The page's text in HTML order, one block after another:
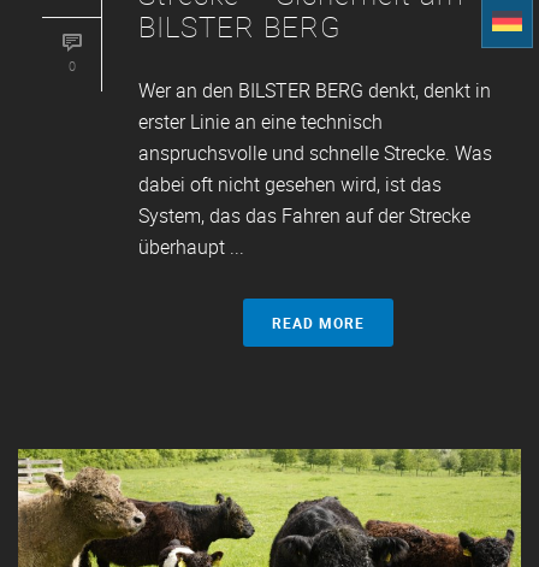
0
BILSTER BERG
Wer an den BILSTER BERG denkt, denkt in
erster Linie an eine technisch
anspruchsvolle und schnelle Strecke. Was
dabei oft nicht gesehen wird, ist das
System, das das Fahren auf der Strecke
überhaupt ...
READ MORE